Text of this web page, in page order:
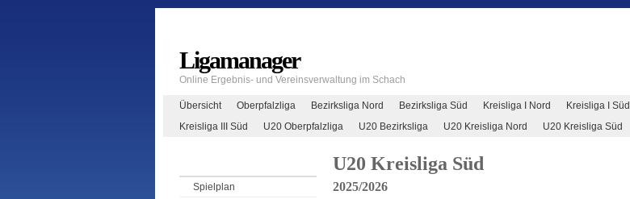
Ligamanager
Online Ergebnis- und Vereinsverwaltung im Schach
Übersicht Oberpfalzliga Bezirksliga Nord Bezirksliga Süd Kreisliga I Nord Kreisliga I Süd
Kreisliga III Süd
U20 Oberpfalzliga U20 Bezirksliga U20 Kreisliga Nord U20 Kreisliga Süd
Spielplan
U20 Kreisliga Süd
2025/2026